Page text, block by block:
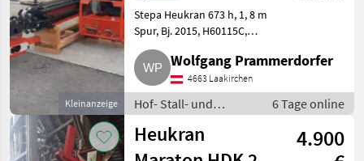
Kleinanzeige
Stepa Heukran 673 h, 1, 8 m
Spur, Bj. 2015, H60115C,
Vierfach-Ausschub. Hof- Stall-
und Weidetechnik Heutechnik
Wolfgang Prammerdorfer
4663 Laakirchen
Hof- Stall- und
Weidetechnik /
Heutechnik
6 Tage online
Heukran
4.900